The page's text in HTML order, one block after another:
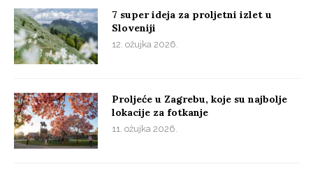
7 super ideja za proljetni izlet u
Sloveniji
12. ožujka 2026.
Proljeće u Zagrebu, koje su najbolje
lokacije za fotkanje
11. ožujka 2026.